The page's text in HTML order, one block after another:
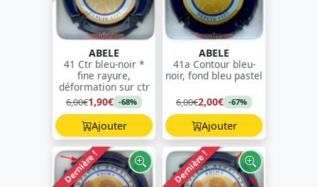
ABELE
41 Ctr bleu-noir *
fine rayure,
déformation sur ctr
6,00€1,90€ -68%
Ajouter
ABELE
41a Contour bleu-
noir, fond bleu pastel
6,00€2,00€ -67%
Ajouter
Dernière ! Dernière !